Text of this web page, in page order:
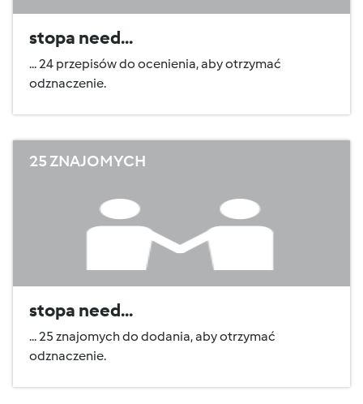
stopa need...
... 24 przepisów do ocenienia, aby otrzymać
odznaczenie.
25 ZNAJOMYCH
stopa need...
... 25 znajomych do dodania, aby otrzymać
odznaczenie.